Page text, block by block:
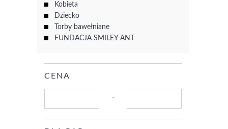
Kobieta
Dziecko
Torby bawełniane
FUNDACJA SMILEY ANT
CENA
-